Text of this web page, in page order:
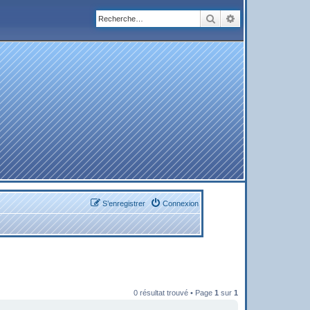
Rechercher
Connexion
S’enregistrer
0 résultat trouvé • Page 1 sur 1